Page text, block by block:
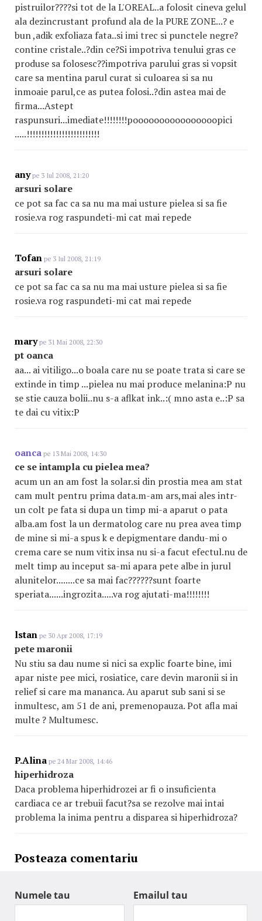
pistruilor????si tot de la L'OREAL..a folosit cineva gelul
ala dezincrustant profund ala de la PURE ZONE...? e
bun ,adik exfoliaza fata..si imi trec si punctele negre?
contine cristale..?din ce?Si impotriva tenului gras ce
produse sa folosesc??impotriva parului gras si vopsit
care sa mentina parul curat si culoarea si sa nu
inmoaie parul,ce as putea folosi..?din astea mai de
firma...Astept
raspunsuri...imediate!!!!!!!!poooooooooooooooopici
.....!!!!!!!!!!!!!!!!!!!!!!!!!
anype 3 Iul 2008, 21:20
arsuri solare
ce pot sa fac ca sa nu ma mai usture pielea si sa fie
rosie.va rog raspundeti-mi cat mai repede
Tofan pe 3 Iul 2008, 21:19
arsuri solare
ce pot sa fac ca sa nu ma mai usture pielea si sa fie
rosie.va rog raspundeti-mi cat mai repede
marype 31 Mai 2008, 22:30
pt oanca
aa... ai vitiligo...o boala care nu se poate trata si care se
extinde in timp ...pielea nu mai produce melanina:P nu
se stie cauza bolii..nu s-a aflkat ink..:( mno asta e..:P sa
te dai cu vitix:P
oanca pe 13 Mai 2008, 14:30
ce se intampla cu pielea mea?
acum un an am fost la solar.si din prostia mea am stat
cam mult pentru prima data.m-am ars,mai ales intr-
un colt pe fata si dupa un timp mi-a aparut o pata
alba.am fost la un dermatolog care nu prea avea timp
de mine si mi-a spus k e depigmentare dandu-mi o
crema care se num vitix insa nu si-a facut efectul.nu de
melt timp au inceput sa-mi apara pete albe in jurul
alunitelor........ce sa mai fac??????sunt foarte
speriata......ingrozita.....va rog ajutati-ma!!!!!!!!
lstan pe 30 Apr 2008, 17:19
pete maronii
Nu stiu sa dau nume si nici sa explic foarte bine, imi
apar niste pee mici, rosiatice, care devin maronii si in
relief si care ma mananca. Au aparut sub sani si se
inmultesc, am 51 de ani, premenopauza. Pot afla mai
multe ? Multumesc.
P.Alina pe 24 Mar 2008, 14:46
hiperhidroza
Daca problema hiperhidrozei ar fi o insuficienta
cardiaca ce ar trebuii facut?sa se rezolve mai intai
problema la inima pentru a disparea si hiperhidroza?
Posteaza comentariu
Numele tau Emailul tau